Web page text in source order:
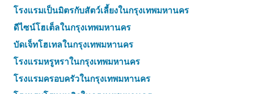
โรงแรมเป็นมิตรกับสัตว์เลี้ยงในกรุงเทพมหานคร
ดีไซน์โฮเต็ลในกรุงเทพมหานคร
บัดเจ็ทโฮเทลในกรุงเทพมหานคร
โรงแรมหรูหราในกรุงเทพมหานคร
โรงแรมครอบครัวในกรุงเทพมหานคร